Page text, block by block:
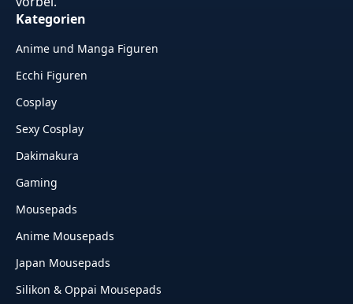
Kategorien
Anime und Manga Figuren
Ecchi Figuren
Cosplay
Sexy Cosplay
Dakimakura
Gaming
Mousepads
Anime Mousepads
Japan Mousepads
Silikon & Oppai Mousepads